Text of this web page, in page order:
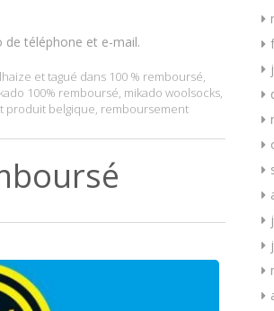
téléphone et e-mail.
et tagué dans 100 % remboursé,
100% remboursé, mikado woolsocks,
produit belgique, remboursement